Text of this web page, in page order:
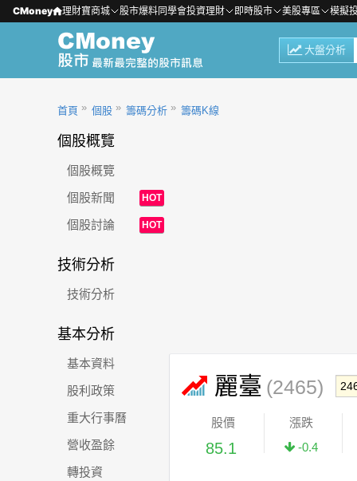
CMoney 理財寶商城 股市爆料同學會投資理財 即時股市 美股專區 模擬
大盤分析
首頁 個股 籌碼分析 籌碼K線
個股概覽
個股概覽
個股新聞
HOT
個股討論 HOT
技術分析
技術分析
基本分析
基本資料
股利政策
重大行事曆
營收盈餘
轉投資
麗臺 (2465)
股價
85.1
漲跌
-0.4